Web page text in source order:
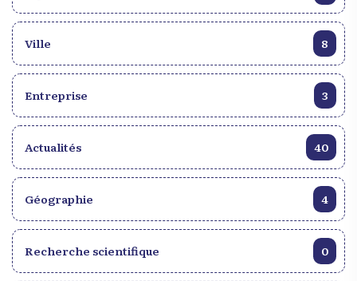
Ville 8
Entreprise 3
Actualités 40
Géographie 4
Recherche scientifique 0